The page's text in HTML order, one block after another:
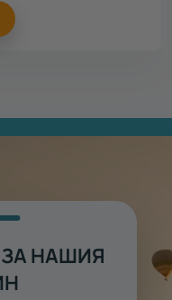
НАШИЯ